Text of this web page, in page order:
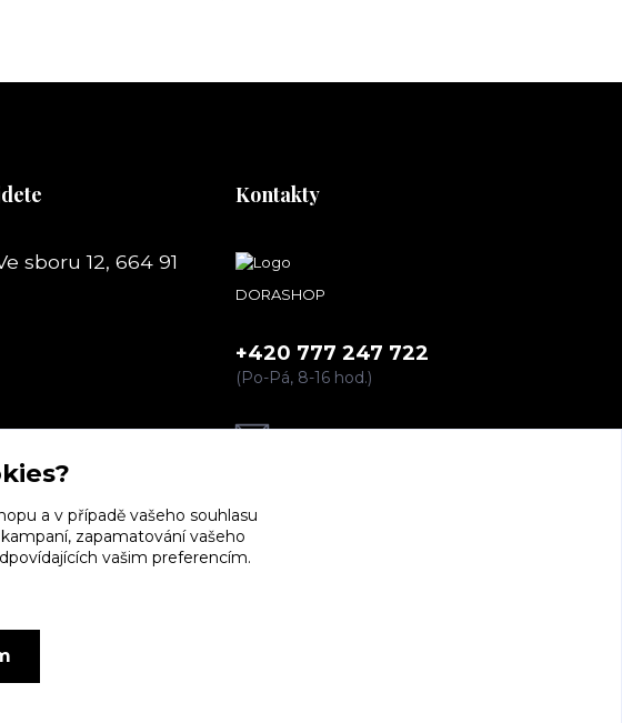
sboru 12, 664 91
Kontakty
DORASHOP
+420 777 247 722
(Po-Pá, 8-16 hod.)
dorashopp@seznam.cz
a v případě vašeho souhlasu
zapamatování vašeho
vašim preferencím.